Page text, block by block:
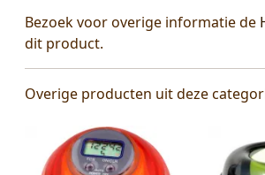
Bezoek voor overige informatie de
dit product.
Overige producten uit deze